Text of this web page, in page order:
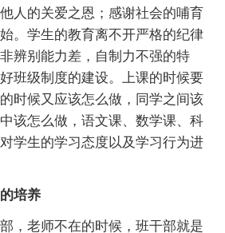
人的关爱之恩；感谢社会的哺育
。学生的教育离不开严格的纪律
辨别能力差，自制力不强的特
班级制度的建设。上课的时候要
时候又应该怎么做，同学之间该
该怎么做，语文课、数学课、科
学生的学习态度以及学习行为进
培养
，老师不在的时候，班干部就是